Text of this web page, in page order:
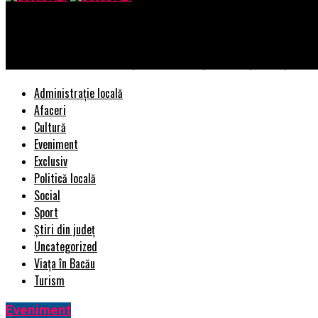
Administrație locală
Afaceri
Cultură
Eveniment
Exclusiv
Politică locală
Social
Sport
Știri din județ
Uncategorized
Viața în Bacău
Turism
Eveniment